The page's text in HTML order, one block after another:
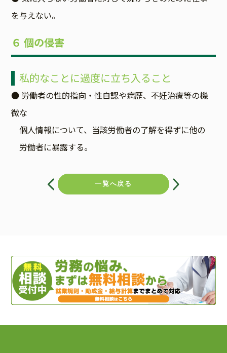
を与えない。
６ 個の侵害
私的なことに過度に立ち入ること
● 労働者の性的指向・性自認や病歴、不妊治療等の機
微な
個人情報について、当該労働者の了解を得ずに他の
労働者に暴露する。
一覧へ戻る